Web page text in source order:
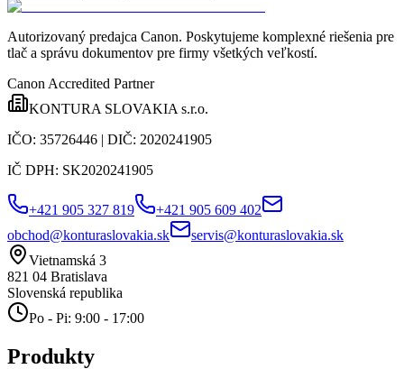
Autorizovaný predajca Canon. Poskytujeme komplexné riešenia pre
tlač a správu dokumentov pre firmy všetkých veľkostí.
Canon Accredited Partner
KONTURA SLOVAKIA s.r.o.
IČO: 35726446 | DIČ: 2020241905
IČ DPH: SK2020241905
+421 905 327 819
+421 905 609 402
obchod@konturaslovakia.sk
servis@konturaslovakia.sk
Vietnamská 3
821 04 Bratislava
Slovenská republika
Po - Pi: 9:00 - 17:00
Produkty